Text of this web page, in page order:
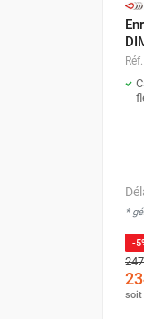
*
-
soit